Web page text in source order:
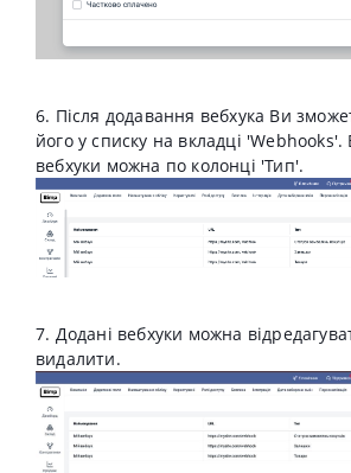
6. Після додавання вебхука Ви
його у списку на вкладці 'Webhooks'.
вебхуки можна по колонці 'Тип'.
7. Додані вебхуки можна
видалити.